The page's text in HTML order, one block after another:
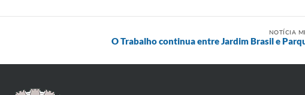
NOTÍCIA
O Trabalho continua entre Jardim Brasil e